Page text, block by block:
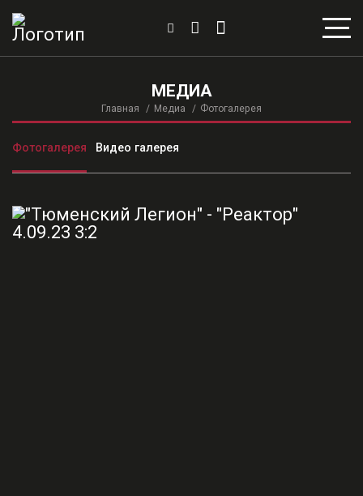
МЕДИА
Главная Медиа Фотогалерея
Фотогалерея Видео галерея